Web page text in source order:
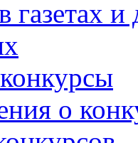
газетах
о